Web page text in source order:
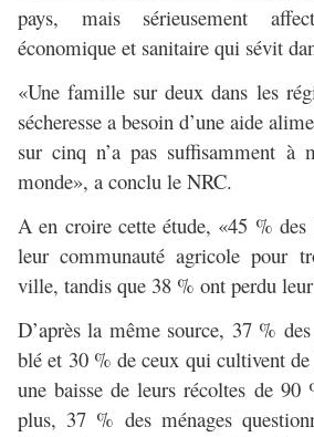
pays, mais sérieusement
économique et sanitaire qui sévit
«Une famille sur deux dans les
sécheresse a besoin d’une aide
sur cinq n’a pas suffisamment à
monde», a conclu le NRC.
A en croire cette étude, «45 %
leur communauté agricole pour
ville, tandis que 38 % ont perdu
D’après la même source, 37 %
blé et 30 % de ceux qui cultivent de
une baisse de leurs récoltes de
plus, 37 % des ménages